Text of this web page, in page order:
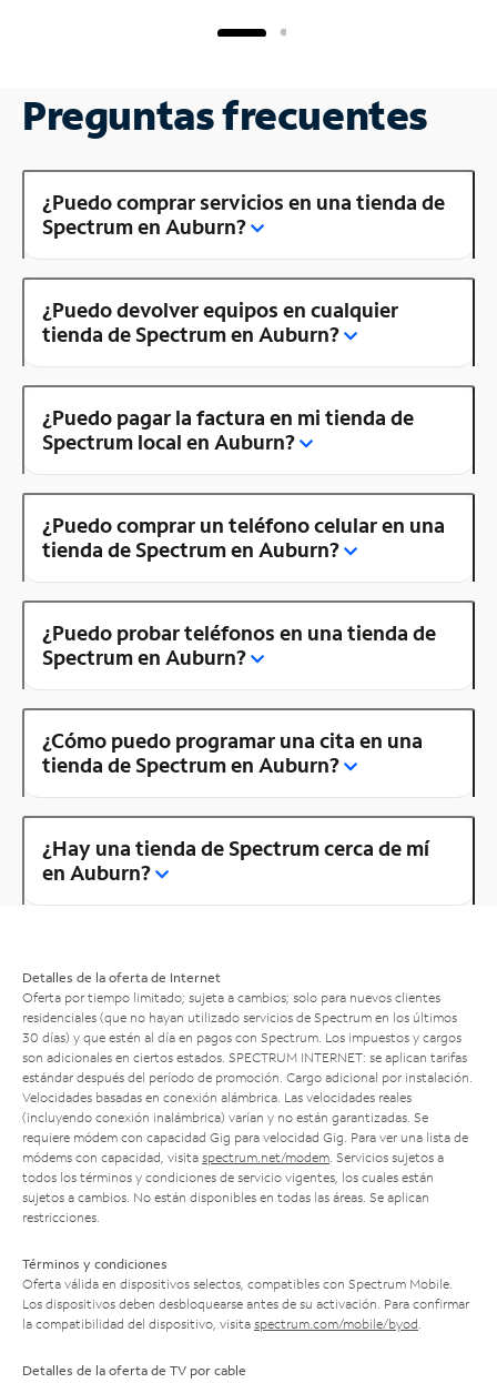
Preguntas frecuentes
¿Puedo comprar servicios en una tienda de
Spectrum en Auburn?
¿Puedo devolver equipos en cualquier
tienda de Spectrum en Auburn?
¿Puedo pagar la factura en mi tienda de
Spectrum local en Auburn?
¿Puedo comprar un teléfono celular en una
tienda de Spectrum en Auburn?
¿Puedo probar teléfonos en una tienda de
Spectrum en Auburn?
¿Cómo puedo programar una cita en una
tienda de Spectrum en Auburn?
¿Hay una tienda de Spectrum cerca de mí
en Auburn?
Detalles de la oferta de Internet
Oferta por tiempo limitado; sujeta a cambios; solo para nuevos clientes
residenciales (que no hayan utilizado servicios de Spectrum en los últimos
30 días) y que estén al día en pagos con Spectrum. Los impuestos y cargos
son adicionales en ciertos estados. SPECTRUM INTERNET: se aplican tarifas
estándar después del período de promoción. Cargo adicional por instalación.
Velocidades basadas en conexión alámbrica. Las velocidades reales
(incluyendo conexión inalámbrica) varían y no están garantizadas. Se
requiere módem con capacidad Gig para velocidad Gig. Para ver una lista de
módems con capacidad, visita spectrum.net/modem . Servicios sujetos a
todos los términos y condiciones de servicio vigentes, los cuales están
sujetos a cambios. No están disponibles en todas las áreas. Se aplican
restricciones.
Términos y condiciones
Oferta válida en dispositivos selectos, compatibles con Spectrum Mobile.
Los dispositivos deben desbloquearse antes de su activación. Para confirmar
la compatibilidad del dispositivo, visita spectrum.com/mobile/byod
Detalles de la oferta de TV por cable